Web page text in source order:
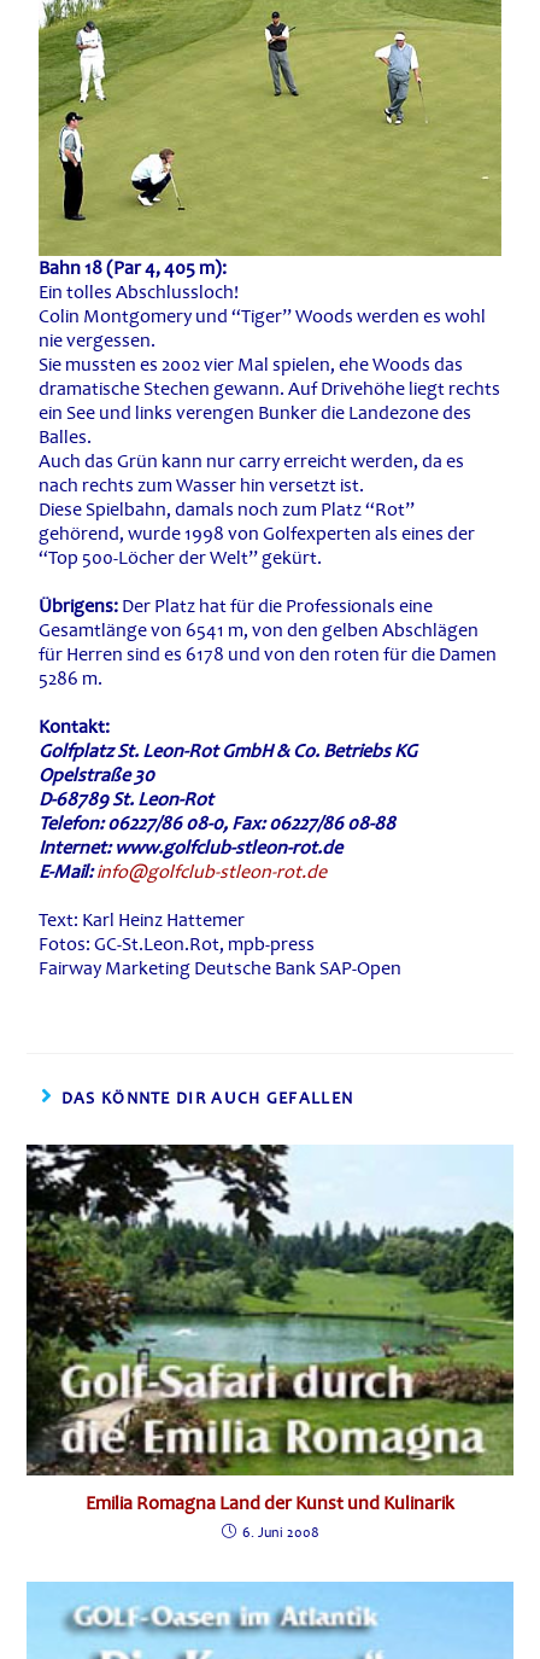
Bahn 18 (Par 4, 405 m):
Ein tolles Abschlussloch!
Colin Montgomery und “Tiger” Woods werden es wohl
nie vergessen.
Sie mussten es 2002 vier Mal spielen, ehe Woods das
dramatische Stechen gewann. Auf Drivehöhe liegt rechts
ein See und links verengen Bunker die Landezone des
Balles.
Auch das Grün kann nur carry erreicht werden, da es
nach rechts zum Wasser hin versetzt ist.
Diese Spielbahn, damals noch zum Platz “Rot”
gehörend, wurde 1998 von Golfexperten als eines der
“Top 500-Löcher der Welt” gekürt.
Übrigens: Der Platz hat für die Professionals eine
Gesamtlänge von 6541 m, von den gelben Abschlägen
für Herren sind es 6178 und von den roten für die Damen
5286 m.
Kontakt:
Golfplatz St. Leon-Rot GmbH & Co. Betriebs KG
Opelstraße 30
D-68789 St. Leon-Rot
Telefon: 06227/86 08-0, Fax: 06227/86 08-88
Internet: www.golfclub-stleon-rot.de
E-Mail:info@golfclub-stleon-rot.de
Text: Karl Heinz Hattemer
Fotos: GC-St.Leon.Rot, mpb-press
Fairway Marketing Deutsche Bank SAP-Open
DAS KÖNNTE DIR AUCH GEFALLEN
Emilia Romagna Land der Kunst und Kulinarik
6. Juni 2008